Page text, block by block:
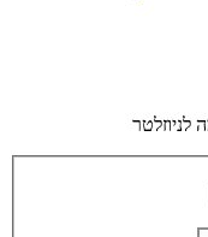
לניוזלטר